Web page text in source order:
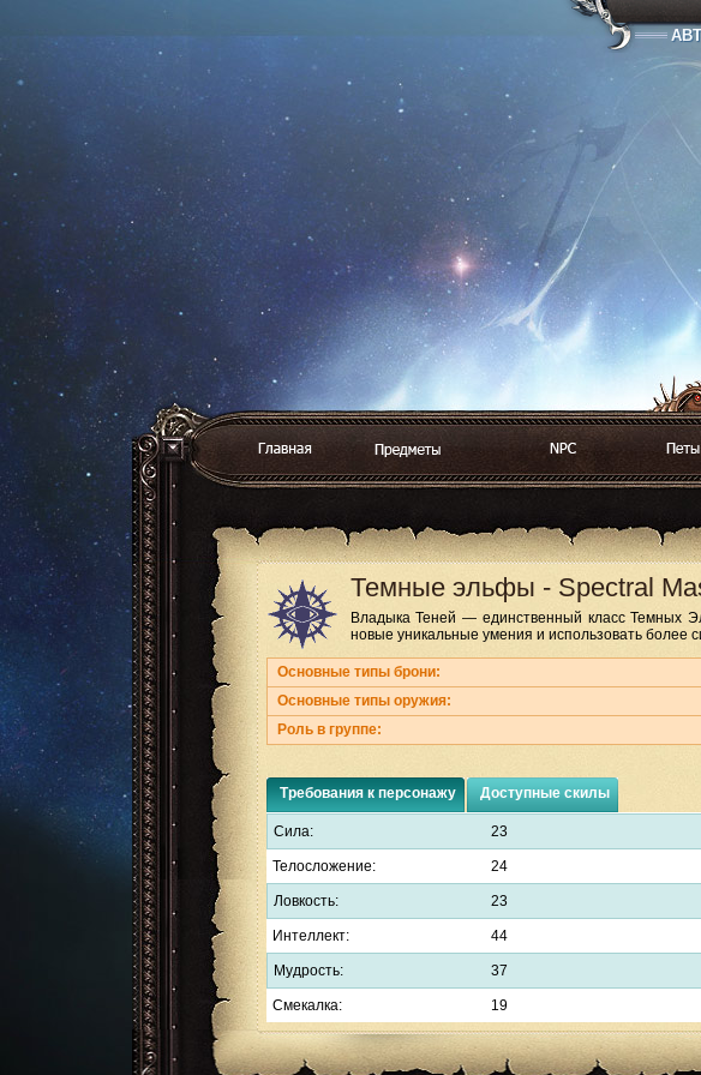
Темные эльфы - Spectral
Владыка Теней — единственный класс Темных
новые уникальные умения и использовать более
Основные типы брони:
Основные типы оружия:
Роль в группе:
Требования к персонажу Доступные скилы
Сила: 23
Телосложение: 24
Ловкость: 23
Интеллект: 44
Мудрость: 37
Смекалка: 19